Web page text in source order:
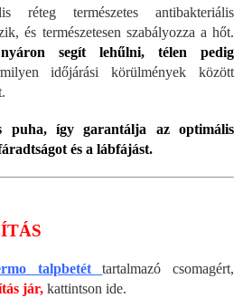
természetes antibakteriális
és természetesen szabályozza a hőt.
nyáron segít lehűlni, télen pedig
időjárási körülmények között
puha, így garantálja az optimális
és a lábfájást.
talpbetét
tartalmazó csomagért,
jár, kattintson ide.